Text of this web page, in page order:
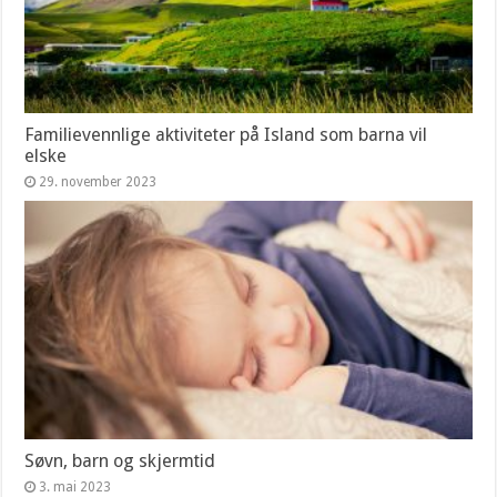
Familievennlige aktiviteter på Island som barna vil
elske
29. november 2023
Søvn, barn og skjermtid
3. mai 2023